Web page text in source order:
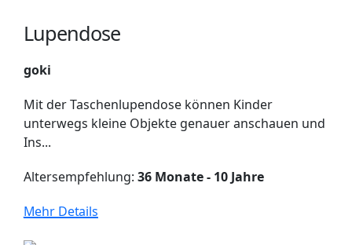
Lupendose
goki
Mit der Taschenlupendose können Kinder
unterwegs kleine Objekte genauer anschauen und
Ins...
Altersempfehlung: 36 Monate - 10 Jahre
Mehr Details